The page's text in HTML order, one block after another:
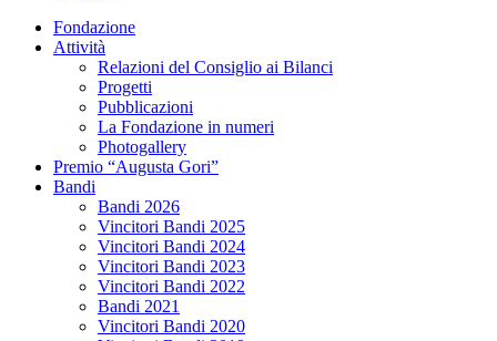
Fondazione
Attività
Relazioni del Consiglio ai Bilanci
Progetti
Pubblicazioni
La Fondazione in numeri
Photogallery
Premio “Augusta Gori”
Bandi
Bandi 2026
Vincitori Bandi 2025
Vincitori Bandi 2024
Vincitori Bandi 2023
Vincitori Bandi 2022
Bandi 2021
Vincitori Bandi 2020